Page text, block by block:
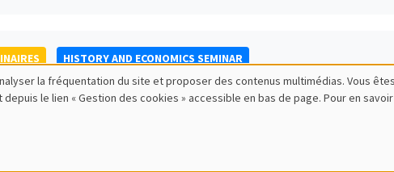
HISTORY AND ECONOMICS SEMINAR
IESEG School of Management, UMR 9221 LEM, Lille Economie
la fréquentation du site et proposer des contenus multimédias. Vous
le lien « Gestion des cookies » accessible en bas de page. Pour en